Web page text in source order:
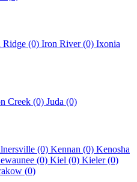
Ridge (0) Iron River (0) Ixonia
Creek (0) Juda (0)
(0) Kennan (0) Kenosha
(0) Kiel (0) Kieler (0)
(0)